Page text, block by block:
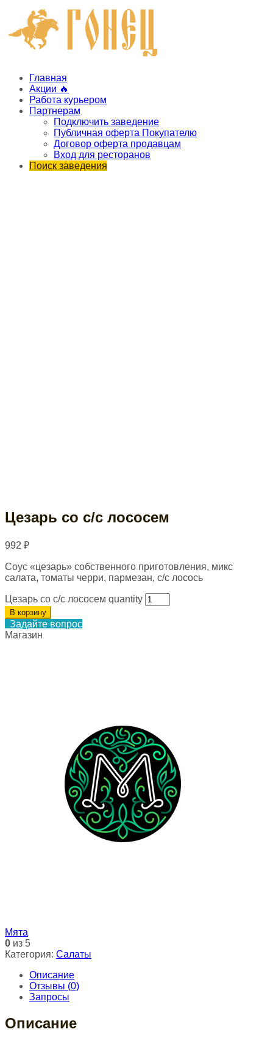
Главная
Акции 🔥
Работа курьером
Партнерам
Подключить заведение
Публичная оферта Покупателю
Договор оферта продавцам
Вход для ресторанов
Поиск заведения
Цезарь со с/с лососем
992 ₽
Соус «цезарь» собственного приготовления, микс
салата, томаты черри, пармезан, с/с лосось
Цезарь со с/с лососем quantity
В корзину
Задайте вопрос
Магазин
Мята
0 из 5
Категория: Салаты
Описание
Отзывы (0)
Запросы
Описание